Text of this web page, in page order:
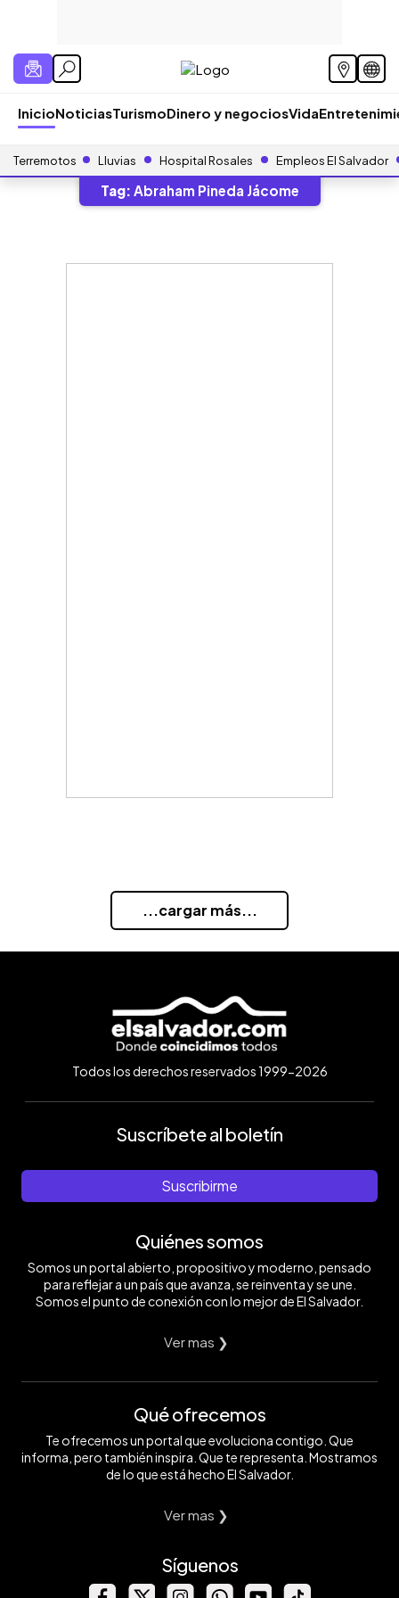
InicioNoticiasTurismoDinero y negociosVida
Terremotos Lluvias Hospital Rosales Empleos El Salvador
Tag: Abraham Pineda Jácome
...cargar más...
Todos los derechos reservados 1999-2026
Suscríbete al boletín
Suscribirme
Quiénes somos
Somos un portal abierto, propositivo y moderno, pensado
para reflejar a un país que avanza, se reinventa y se une.
Somos el punto de conexión con lo mejor de El Salvador.
Ver mas ❯
Qué ofrecemos
Te ofrecemos un portal que evoluciona contigo. Que
informa, pero también inspira. Que te representa. Mostramos
de lo que está hecho El Salvador.
Ver mas ❯
Síguenos